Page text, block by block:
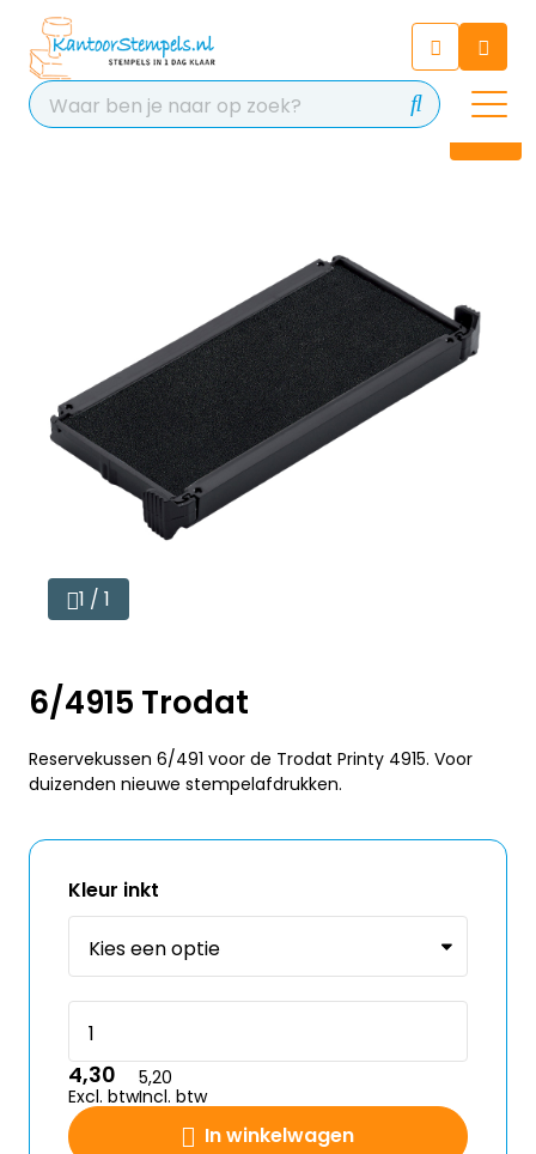
Chat 24/7 met onze chatbot
voor hulp
Contact
1 / 1
6/4915 Trodat
Reservekussen 6/491 voor de Trodat Printy 4915. Voor
duizenden nieuwe stempelafdrukken.
Kleur inkt
In winkelwagen
4,30
Excl. btw
5,20
Incl. btw